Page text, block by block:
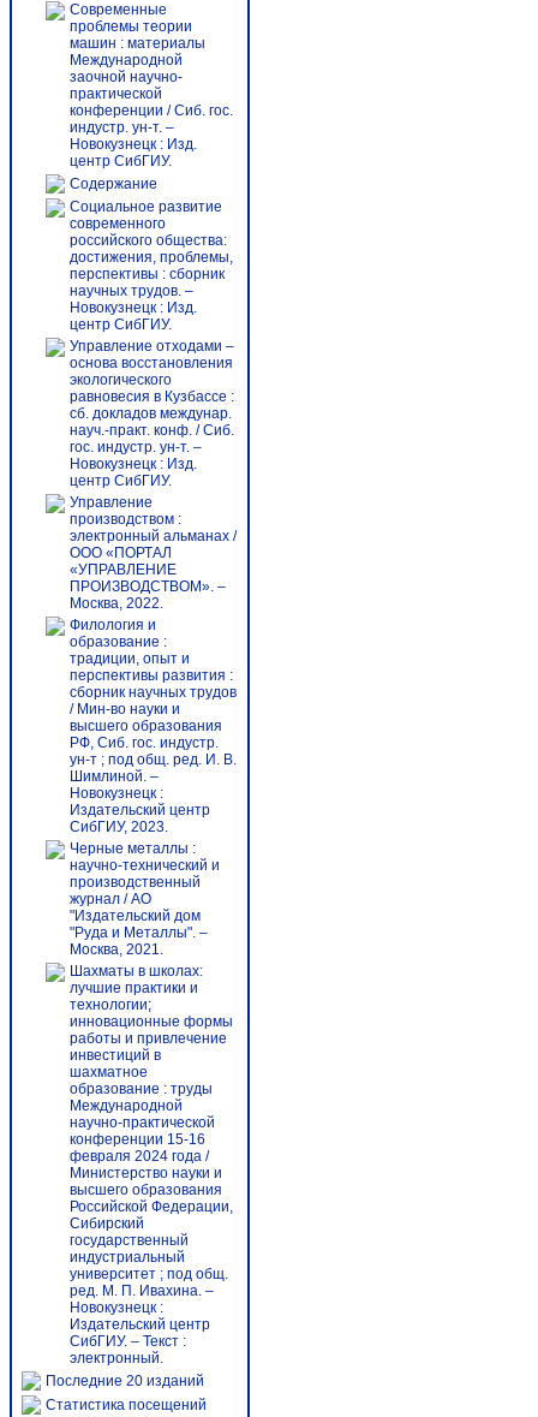
Современные
проблемы теории
машин : материалы
Международной
заочной научно-
практической
конференции / Сиб. гос.
индустр. ун-т. –
Новокузнецк : Изд.
центр СибГИУ.
Содержание
Социальное развитие
современного
российского общества:
достижения, проблемы,
перспективы : сборник
научных трудов. –
Новокузнецк : Изд.
центр СибГИУ.
Управление отходами –
основа восстановления
экологического
равновесия в Кузбассе :
сб. докладов междунар.
науч.-практ. конф. / Сиб.
гос. индустр. ун-т. –
Новокузнецк : Изд.
центр СибГИУ.
Управление
производством :
электронный альманах /
ООО «ПОРТАЛ
«УПРАВЛЕНИЕ
ПРОИЗВОДСТВОМ». –
Москва, 2022.
Филология и
образование :
традиции, опыт и
перспективы развития :
сборник научных трудов
/ Мин-во науки и
высшего образования
РФ, Сиб. гос. индустр.
ун-т ; под общ. ред. И. В.
Шимлиной. –
Новокузнецк :
Издательский центр
СибГИУ, 2023.
Черные металлы :
научно-технический и
производственный
журнал / АО
"Издательский дом
"Руда и Металлы". –
Москва, 2021.
Шахматы в школах:
лучшие практики и
технологии;
инновационные формы
работы и привлечение
инвестиций в
шахматное
образование : труды
Международной
научно-практической
конференции 15-16
февраля 2024 года /
Министерство науки и
высшего образования
Российской Федерации,
Сибирский
государственный
индустриальный
университет ; под общ.
ред. М. П. Ивахина. –
Новокузнецк :
Издательский центр
СибГИУ. – Текст :
электронный.
Последние 20 изданий
Статистика посещений